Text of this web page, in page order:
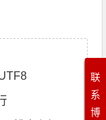
联
系
博